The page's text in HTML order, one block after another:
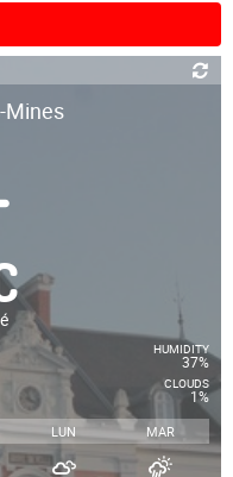
Mines
HUMIDITY
37%
CLOUDS
1%
LUN MAR